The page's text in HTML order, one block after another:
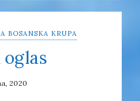
BOSANSKA KRUPA
oglas
2020